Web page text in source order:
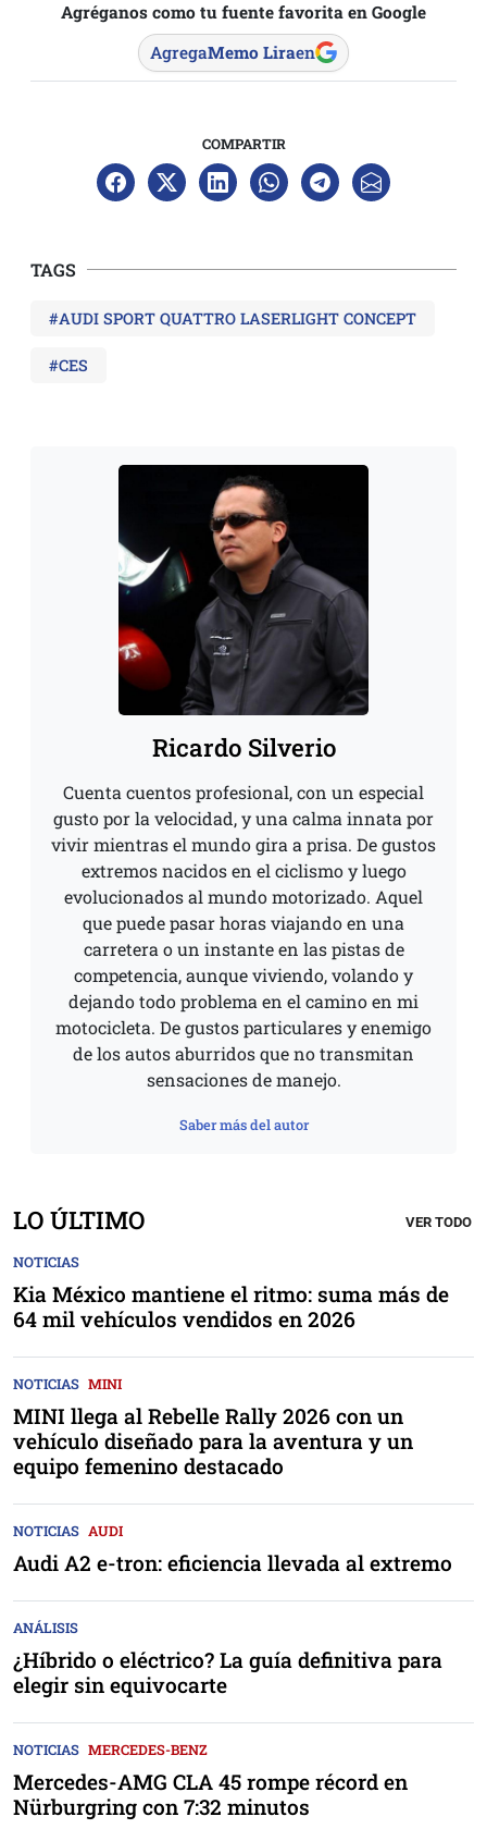
Agréganos como tu fuente favorita en Google
AgregaMemo Liraen
COMPARTIR
TAGS
#AUDI SPORT QUATTRO LASERLIGHT CONCEPT
#CES
Ricardo Silverio
Cuenta cuentos profesional, con un especial
gusto por la velocidad, y una calma innata por
vivir mientras el mundo gira a prisa. De gustos
extremos nacidos en el ciclismo y luego
evolucionados al mundo motorizado. Aquel
que puede pasar horas viajando en una
carretera o un instante en las pistas de
competencia, aunque viviendo, volando y
dejando todo problema en el camino en mi
motocicleta. De gustos particulares y enemigo
de los autos aburridos que no transmitan
sensaciones de manejo.
Saber más del autor
LO ÚLTIMO VER TODO
NOTICIAS
Kia México mantiene el ritmo: suma más de
64 mil vehículos vendidos en 2026
NOTICIAS MINI
MINI llega al Rebelle Rally 2026 con un
vehículo diseñado para la aventura y un
equipo femenino destacado
NOTICIAS AUDI
Audi A2 e-tron: eficiencia llevada al extremo
ANÁLISIS
¿Híbrido o eléctrico? La guía definitiva para
elegir sin equivocarte
NOTICIAS MERCEDES-BENZ
Mercedes-AMG CLA 45 rompe récord en
Nürburgring con 7:32 minutos